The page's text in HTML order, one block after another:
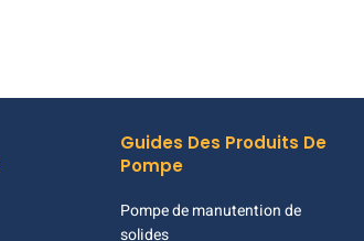
Guides Des Produits De
Pompe
Pompe de manutention de
solides